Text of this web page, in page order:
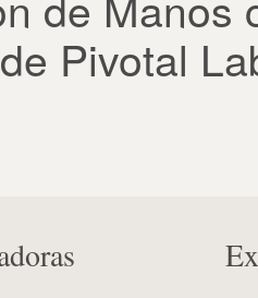
Pivotal